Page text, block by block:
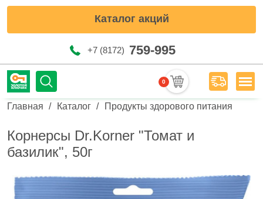
Каталог акций
+7 (8172) 759-995
0 Меню
Строка навигации
Главная Каталог Продукты здорового питания
Корнерсы Dr.Korner "Томат и
базилик", 50г